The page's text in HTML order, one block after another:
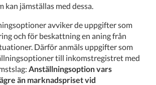
kan jämställas med dessa.
avviker de uppgifter som
och för beskattning en aning från
Därför anmäls uppgifter som
till inkomstregistret med
Anställningsoption vars
än marknadspriset vid